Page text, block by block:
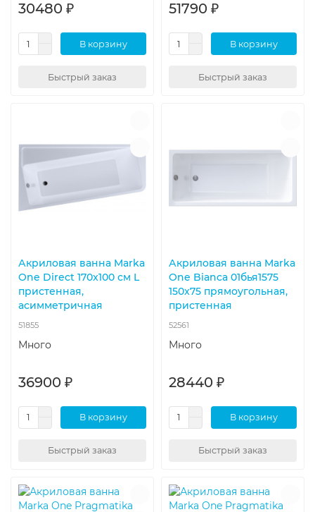
30480 ₽
В корзину
Быстрый заказ
51790 ₽
В корзину
Быстрый заказ
Акриловая ванна Marka
One Direct 170x100 см L
пристенная,
асимметричная
51855
Много
36900 ₽
В корзину
Быстрый заказ
Акриловая ванна Marka
One Bianca 01бья1575
150x75 прямоугольная,
пристенная
52561
Много
28440 ₽
В корзину
Быстрый заказ